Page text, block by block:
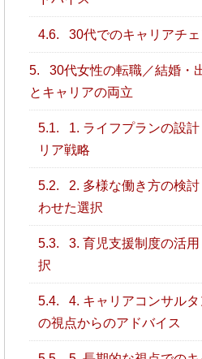
4.6. 30代でのキャリアチ
5.
30代女性の転職／結婚・
とキャリアの両立
5.1.
1. ライフプランの設
リア戦略
5.2.
2. 多様な働き方の検
わせた選択
5.3.
3. 育児支援制度の活
択
5.4.
4. キャリアコンサル
の視点からのアドバイス